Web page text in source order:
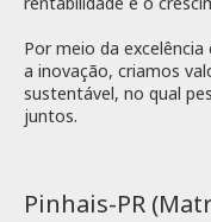
Por meio da
a inovação, criamos
sustentável, no qual
juntos.
Pinhais-PR